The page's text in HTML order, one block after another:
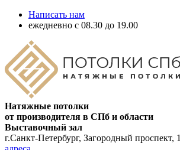
Написать нам
ежедневно с 08.30 до 19.00
Натяжные потолки
от производителя в СПб и области
Выставочный зал
г.Санкт-Петербург, Загородный проспект,